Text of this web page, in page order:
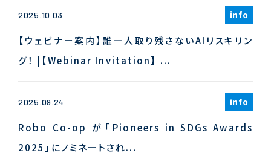
2025.10.03 info
【ウェビナー案内】誰一人取り残さないAIリスキリン
グ！ |【Webinar Invitation】 ...
2025.09.24 info
Robo Co-op が「Pioneers in SDGs Awards
2025」にノミネートされ...